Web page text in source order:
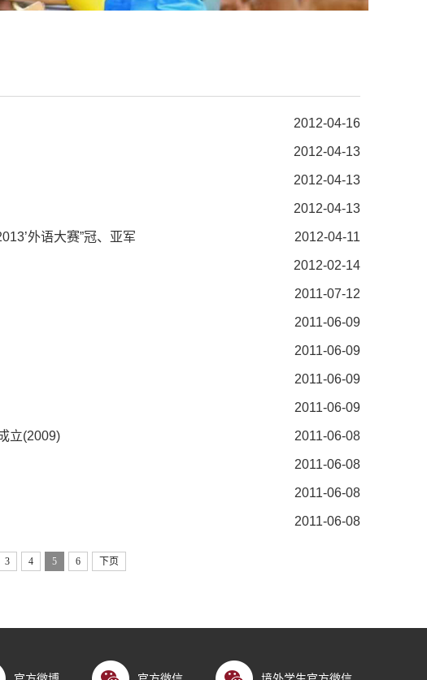
2012-04-16
2012-04-13
2012-04-13
2012-04-13
外语大赛”冠、亚军 2012-04-11
2012-02-14
2011-07-12
2011-06-09
2011-06-09
2011-06-09
2011-06-09
立(2009) 2011-06-08
2011-06-08
2011-06-08
2011-06-08
3 4 5 6 下页